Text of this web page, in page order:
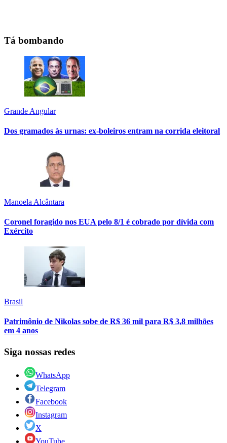
Tá bombando
Grande Angular
Dos gramados às urnas: ex-boleiros entram na corrida eleitoral
Manoela Alcântara
Coronel foragido nos EUA pelo 8/1 é cobrado por dívida com
Exército
Brasil
Patrimônio de Nikolas sobe de R$ 36 mil para R$ 3,8 milhões
em 4 anos
Siga nossas redes
WhatsApp
Telegram
Facebook
Instagram
X